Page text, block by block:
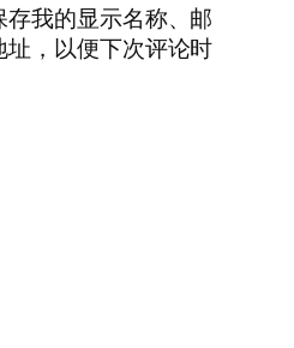
我的显示名称、邮
，以便下次评论时